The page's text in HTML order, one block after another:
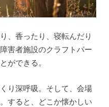
、香ったり、寝転んだり
害者施設のクラフトパー
ができる。
り深呼吸。そして、会場
すると、どこか懐かしい